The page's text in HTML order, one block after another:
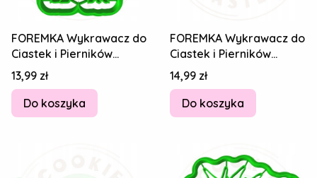
FOREMKA Wykrawacz do
Ciastek i Pierników
DINOZAUR - T-Rex
Tyranozaur 8cm
Cena
13,99 zł
Do koszyka
FOREMKA Wykrawacz do
Ciastek i Pierników
DINOZAUR - T-Rex
Tyranozaur 14cm
Cena
14,99 zł
Do koszyka